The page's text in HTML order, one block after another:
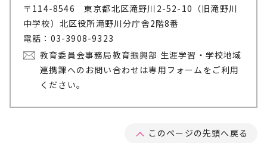
〒114-8546 東京都北区滝野川2-52-10（旧滝野川
中学校）北区役所滝野川分庁舎2階8番
電話：03-3908-9323
教育委員会事務局教育振興部 生涯学習・学校地域
連携課へのお問い合わせは専用フォームをご利用
ください。
このページの先頭へ戻る